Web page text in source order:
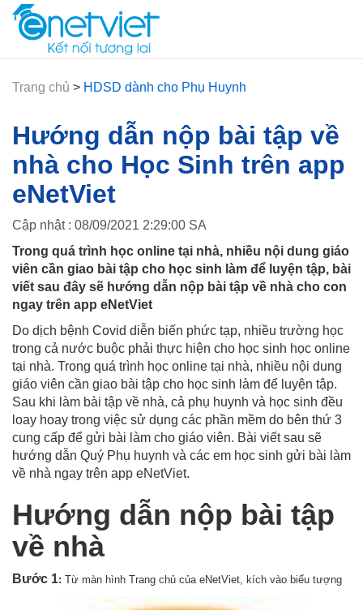
Trang chủ > HDSD dành cho Phụ Huynh
Hướng dẫn nộp bài tập về
nhà cho Học Sinh trên app
eNetViet
Cập nhật : 08/09/2021 2:29:00 SA
Trong quá trình học online tại nhà, nhiều nội dung giáo
viên cần giao bài tập cho học sinh làm để luyện tập, bài
viết sau đây sẽ hướng dẫn nộp bài tập về nhà cho con
ngay trên app eNetViet
Do dịch bệnh Covid diễn biến phức tạp, nhiều trường học
trong cả nước buộc phải thực hiện cho học sinh học online
tại nhà. Trong quá trình học online tại nhà, nhiều nội dung
giáo viên cần giao bài tập cho học sinh làm để luyện tập.
Sau khi làm bài tập về nhà, cả phụ huynh và học sinh đều
loay hoay trong việc sử dụng các phần mềm do bên thứ 3
cung cấp để gửi bài làm cho giáo viên. Bài viết sau sẽ
hướng dẫn Quý Phụ huynh và các em học sinh gửi bài làm
về nhà ngay trên app eNetViet.
Hướng dẫn nộp bài tập
về nhà
Bước 1: Từ màn hình Trang chủ của eNetViet, kích vào biểu tượng